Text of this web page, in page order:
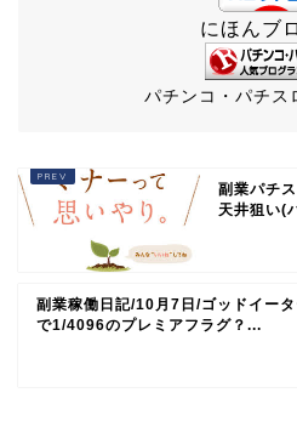
にほんブ
パチンコ・パチス
副業パチ
天井狙い(
副業稼働日記/10月7日/ゴッドイー
で1/4096のプレミアフラグ？...